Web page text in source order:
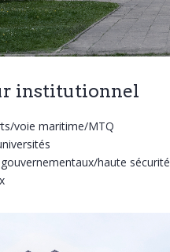
institutionnel
voie maritime/MTQ
haute sécurité